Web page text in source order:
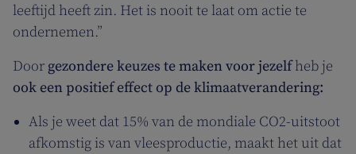
leeftijd heeft zin. Het is nooit te laat om actie te
ondernemen.”
Door gezondere keuzes te maken voor jezelfheb je
ook een positief effect op de klimaatverandering:
Als je weet dat 15% van de mondiale CO2-uitstoot
afkomstig is van vleesproductie, maakt het uit dat